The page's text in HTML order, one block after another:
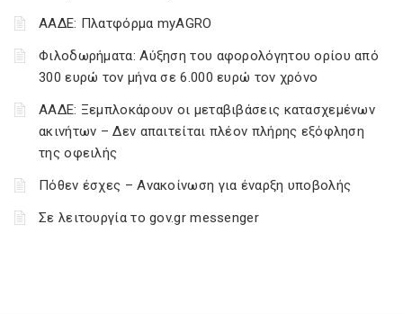
ΑΑΔΕ: Πλατφόρμα myAGRO
Φιλοδωρήματα: Αύξηση του αφορολόγητου ορίου από
300 ευρώ τον μήνα σε 6.000 ευρώ τον χρόνο
ΑΑΔΕ: Ξεμπλοκάρουν οι μεταβιβάσεις κατασχεμένων
ακινήτων – Δεν απαιτείται πλέον πλήρης εξόφληση
της οφειλής
Πόθεν έσχες – Ανακοίνωση για έναρξη υποβολής
Σε λειτουργία το gov.gr messenger